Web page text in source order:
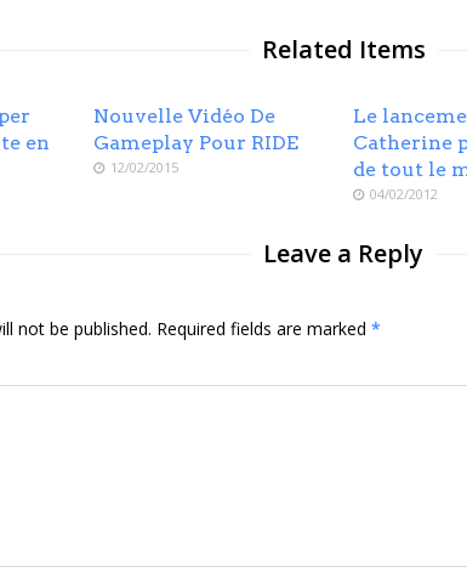
Related Items
en
Nouvelle Vidéo De
Gameplay Pour RIDE
12/02/2015
Le
Catherine
de tout le
04/02/2012
Leave a Reply
not be published. Required fields are marked *